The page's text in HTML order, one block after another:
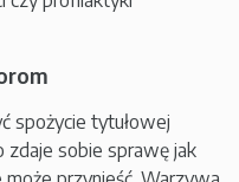
spożycie tytułowej
zdaje sobie sprawę jak